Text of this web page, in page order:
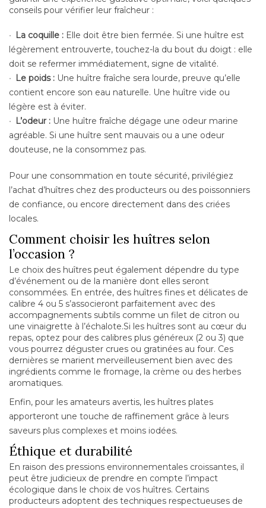
conseils pour vérifier leur fraîcheur :
La coquille : Elle doit être bien fermée. Si une huître est
légèrement entrouverte, touchez-la du bout du doigt : elle
doit se refermer immédiatement, signe de vitalité.
Le poids : Une huître fraîche sera lourde, preuve qu’elle
contient encore son eau naturelle. Une huître vide ou
légère est à éviter.
L’odeur : Une huître fraîche dégage une odeur marine
agréable. Si une huître sent mauvais ou a une odeur
douteuse, ne la consommez pas.
Pour une consommation en toute sécurité, privilégiez
l’achat d’huîtres chez des producteurs ou des poissonniers
de confiance, ou encore directement dans des criées
locales.
Comment choisir les huîtres selon
l’occasion ?
Le choix des huîtres peut également dépendre du type
d’événement ou de la manière dont elles seront
consommées. En entrée, des huîtres fines et délicates de
calibre 4 ou 5 s’associeront parfaitement avec des
accompagnements subtils comme un filet de citron ou
une vinaigrette à l’échalote.Si les huîtres sont au cœur du
repas, optez pour des calibres plus généreux (2 ou 3) que
vous pourrez déguster crues ou gratinées au four. Ces
dernières se marient merveilleusement bien avec des
ingrédients comme le fromage, la crème ou des herbes
aromatiques.
Enfin, pour les amateurs avertis, les huîtres plates
apporteront une touche de raffinement grâce à leurs
saveurs plus complexes et moins iodées.
Éthique et durabilité
En raison des pressions environnementales croissantes, il
peut être judicieux de prendre en compte l’impact
écologique dans le choix de vos huîtres. Certains
producteurs adoptent des techniques respectueuses de